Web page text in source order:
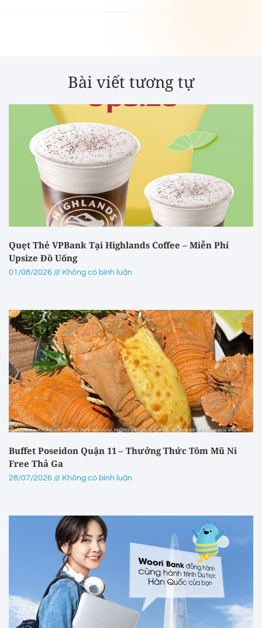
Bài viết tương tự
Quẹt Thẻ VPBank Tại Highlands Coffee – Miễn Phí
Upsize Đồ Uống
01/08/2026 Không có bình luận
Buffet Poseidon Quận 11 – Thưởng Thức Tôm Mũ Ni
Free Thả Ga
28/07/2026 Không có bình luận